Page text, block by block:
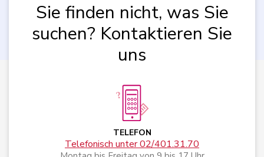
Sie finden nicht, was Sie
suchen? Kontaktieren Sie
uns
TELEFON
Telefonisch unter 02/401.31.70